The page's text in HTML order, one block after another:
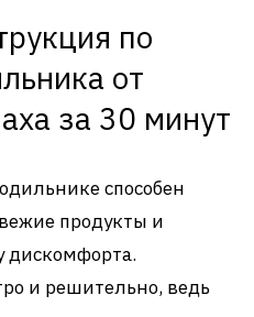
по
от
за 30 минут
способен
продукты и
дискомфорта.
и решительно, ведь